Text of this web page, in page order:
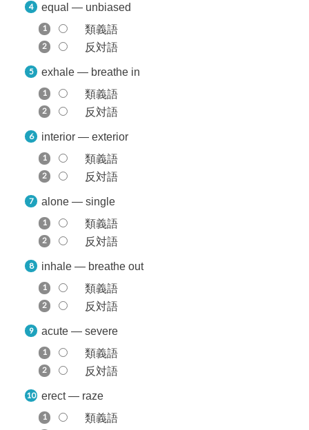
equal — unbiased
類義語
反対語
exhale — breathe in
類義語
反対語
interior — exterior
類義語
反対語
alone — single
類義語
反対語
inhale — breathe out
類義語
反対語
acute — severe
類義語
反対語
erect — raze
類義語